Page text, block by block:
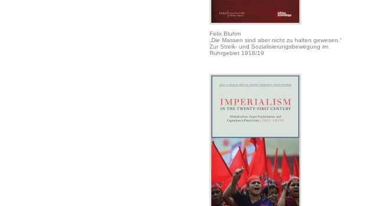
Felix Bluhm
„Die Massen sind aber nicht zu halten gewesen.“
Zur Streik- und Sozialisierungsbewegung im
Ruhrgebiet 1918/19